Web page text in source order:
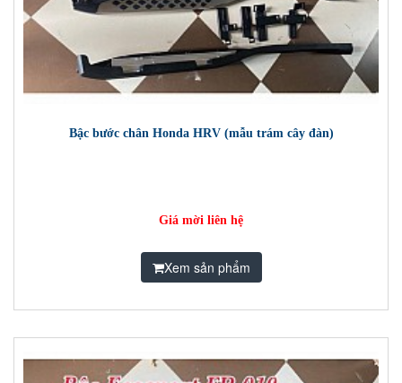
Bậc bước chân Honda HRV (mẫu trám cây đàn)
Giá mời liên hệ
Xem sản phẩm